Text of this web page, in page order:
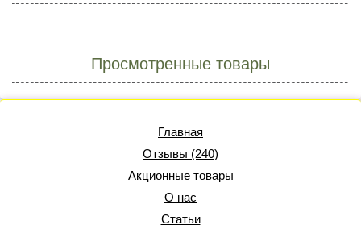
Просмотренные товары
Главная
Отзывы (240)
Акционные товары
О нас
Статьи